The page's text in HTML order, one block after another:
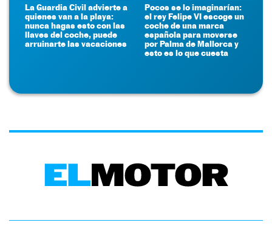
La Guardia Civil advierte a
quienes van a la playa:
nunca hagas esto con las
llaves del coche, puede
arruinarte las vacaciones
Pocos se lo imaginarían:
el rey Felipe VI escoge un
coche de una marca
española para moverse
por Palma de Mallorca y
esto es lo que cuesta